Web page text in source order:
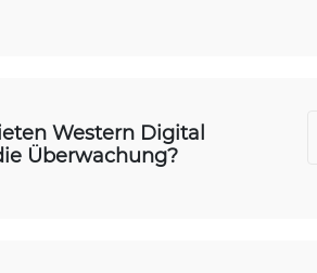
Western Digital
Überwachung?